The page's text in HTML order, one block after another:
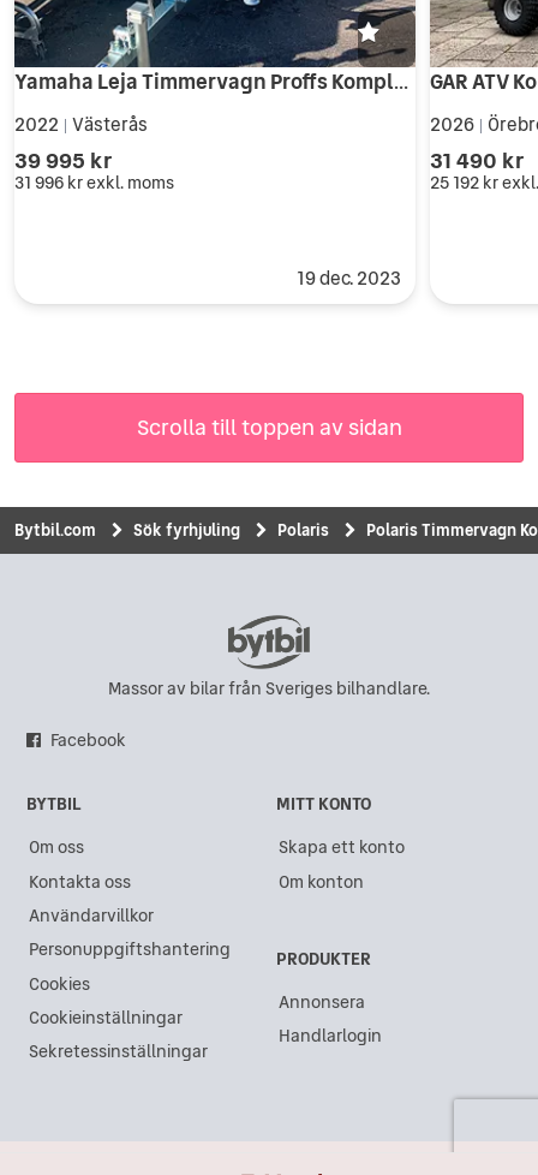
Yamaha Leja Timmervagn Proffs Komplett
2022 Västerås
39 995 kr
31 996 krexkl. moms
19 dec. 2023
2026
31 490 kr
25 192 kr
Scrolla till toppen av sidan
Bytbil.com Sök fyrhjuling Polaris Polaris Timmervagn
Massor av bilar från Sveriges bilhandlare.
Facebook
BYTBIL
Om oss
Kontakta oss
Användarvillkor
Personuppgiftshantering
Cookies
Cookieinställningar
Sekretessinställningar
MITT KONTO
Skapa ett konto
Om konton
PRODUKTER
Annonsera
Handlarlogin